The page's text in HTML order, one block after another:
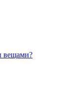
вещами?